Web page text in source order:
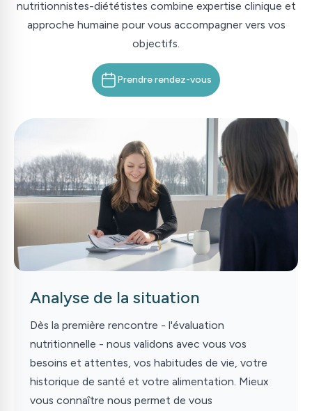
nutritionnistes-diététistes combine expertise clinique et
approche humaine pour vous accompagner vers vos
objectifs.
Prendre rendez-vous
Analyse de la situation
Dès la première rencontre - l'évaluation
nutritionnelle - nous validons avec vous vos
besoins et attentes, vos habitudes de vie, votre
historique de santé et votre alimentation. Mieux
vous connaître nous permet de vous